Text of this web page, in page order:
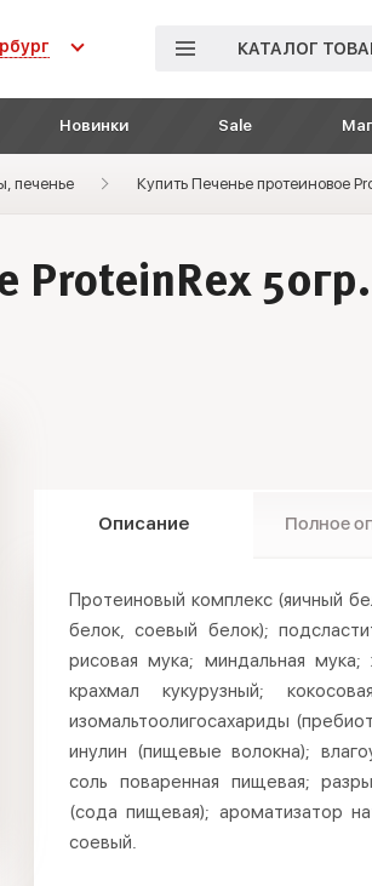
КАТАЛОГ
Новинки Sale
печенье Купить Печенье протеиновое
ProteinRex
Описание Полное
Протеиновый комплекс (яичный
белок, соевый белок);
рисовая мука; миндальная
крахмал кукурузный;
изомальтоолигосахариды
инулин (пищевые волокна);
соль поваренная пищевая;
(сода пищевая); ароматизатор
соевый.